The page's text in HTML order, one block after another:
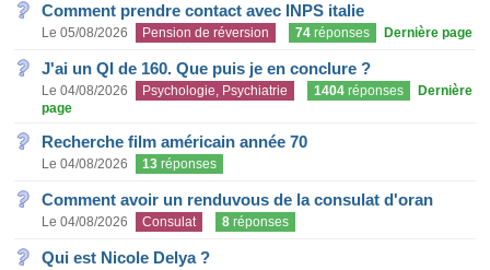
Comment prendre contact avec INPS italie
Le 05/08/2026 Pension de réversion 74 réponses Dernière page
J'ai un QI de 160. Que puis je en conclure ?
Le 04/08/2026 Psychologie, Psychiatrie 1404 réponses
Dernière
page
Recherche film américain année 70
Le 04/08/2026 13 réponses
Comment avoir un renduvous de la consulat d'oran
Le 04/08/2026 Consulat 8 réponses
Qui est Nicole Delya ?